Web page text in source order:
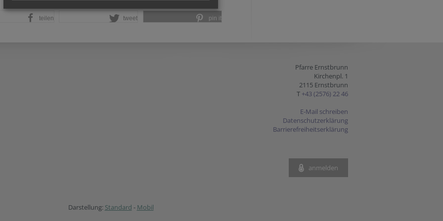
teilen tweet pin it
Pfarre Ernstbrunn
Kirchenpl. 1
2115 Ernstbrunn
T +43 (2576) 22 46
E-Mail schreiben
Datenschutzerklärung
Barrierefreiheitserklärung
anmelden
Darstellung: Standard - Mobil